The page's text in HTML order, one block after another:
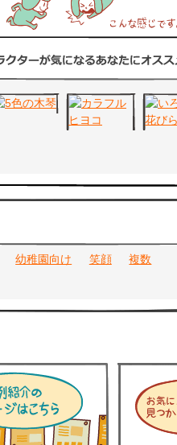
幼稚園向け 笑顔 複数